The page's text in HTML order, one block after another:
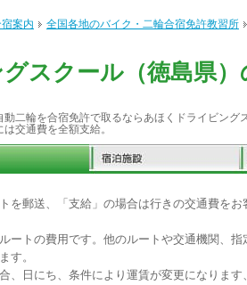
案内
全国各地のバイク・二輪合宿免許教習所
スクール（徳島県）
二輪を合宿免許で取るならあほくドライビング
交通費を全額支給。
を郵送、「支給」の場合は行きの交通費を
ートの費用です。他のルートや交通機関、指
す。
、日にち、条件により運賃が変更になります